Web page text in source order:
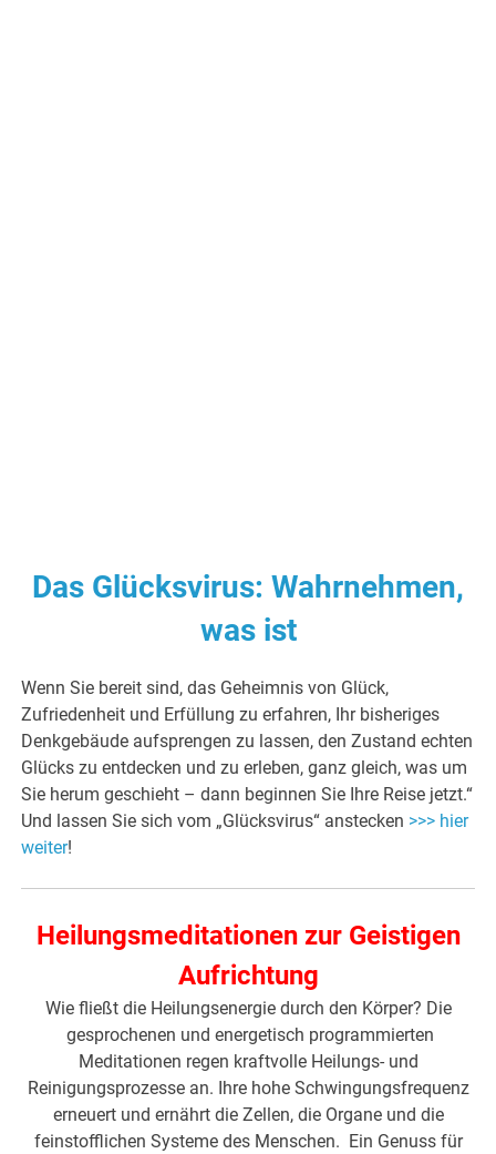
Das Glücksvirus: Wahrnehmen,
was ist
Wenn Sie bereit sind, das Geheimnis von Glück,
Zufriedenheit und Erfüllung zu erfahren, Ihr bisheriges
Denkgebäude aufsprengen zu lassen, den Zustand echten
Glücks zu entdecken und zu erleben, ganz gleich, was um
Sie herum geschieht – dann beginnen Sie Ihre Reise jetzt.“
Und lassen Sie sich vom „Glücksvirus“ anstecken >>> hier
weiter!
Heilungsmeditationen zur Geistigen
Aufrichtung
Wie fließt die Heilungsenergie durch den Körper? Die
gesprochenen und energetisch programmierten
Meditationen regen kraftvolle Heilungs- und
Reinigungsprozesse an. Ihre hohe Schwingungsfrequenz
erneuert und ernährt die Zellen, die Organe und die
feinstofflichen Systeme des Menschen. Ein Genuss für